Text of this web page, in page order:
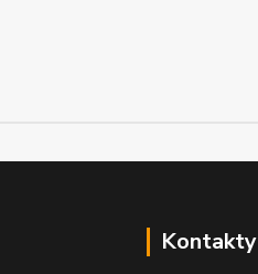
Kontakty